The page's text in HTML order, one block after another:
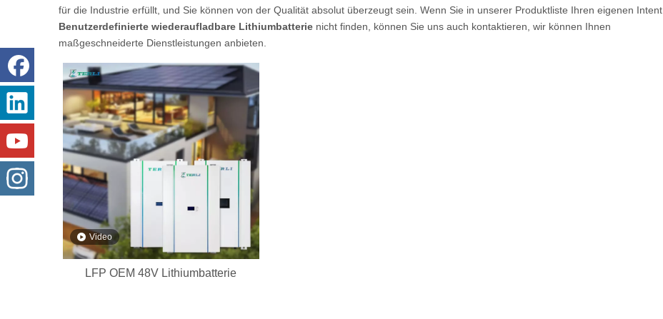
für die Industrie erfüllt, und Sie können von der Qualität absolut überzeugt sein. Wenn Sie in unserer Produktliste Ihren eigenen Intent
Benutzerdefinierte wiederaufladbare Lithiumbatterie nicht finden, können Sie uns auch kontaktieren, wir können Ihnen
maßgeschneiderte Dienstleistungen anbieten.
Video
LFP OEM 48V Lithiumbatterie